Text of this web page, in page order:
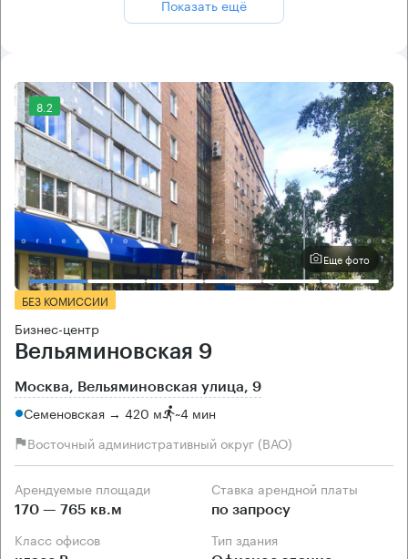
Показать ещё
8.2
Еще фото
БЕЗ КОМИССИИ
Бизнес-центр
Вельяминовская 9
Москва, Вельяминовская улица, 9
Семеновская → 420 м ~4 мин
Восточный административный округ (ВАО)
Арендуемые площади
170 — 765 кв.м
Ставка арендной платы
по запросу
Класс офисов Тип здания